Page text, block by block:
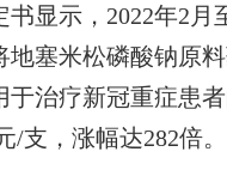
书显示，2022年2
地塞米松磷酸钠原
于治疗新冠重症患
/支，涨幅达282倍。